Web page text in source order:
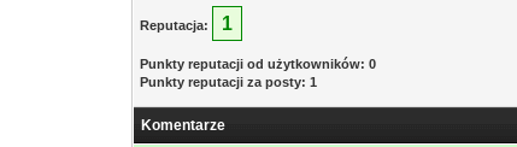
Reputacja: 1
Punkty reputacji od użytkowników: 0
Punkty reputacji za posty: 1
Komentarze